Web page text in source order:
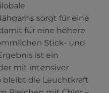
sorgt für eine
für eine höhere
Stick- und
ist ein
mit intensiver
bleibt die Leuchtkraft